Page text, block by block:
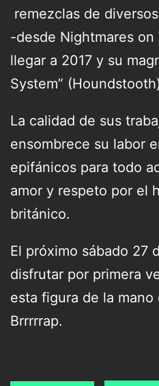
remezclas de
-desde Nightmares on
llegar a 2017 y su
System”
La calidad de sus
ensombrece su labor
epifánicos para todo
amor y respeto por el
británico.
El próximo sábado 27
disfrutar por primera
esta figura de la
Brrrrrap.